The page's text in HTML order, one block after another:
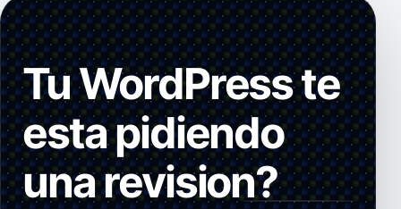
Tu WordPress te
esta pidiendo
una revision?